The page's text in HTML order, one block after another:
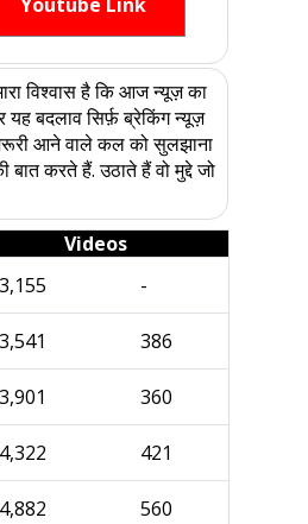
विश्वास है कि आज न्यूज़ का
बदलाव सिर्फ़ ब्रेकिंग न्यूज़
आने वाले कल को सुलझाना
करते हैं. उठाते हैं वो मुद्दे जो
Videos
-
386
360
421
560